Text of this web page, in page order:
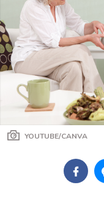
YOUTUBE/CANVA